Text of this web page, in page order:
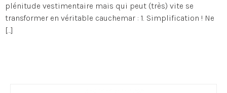
plénitude vestimentaire mais qui peut (très) vite se
transformer en véritable cauchemar : 1. Simplification ! Ne
[…]